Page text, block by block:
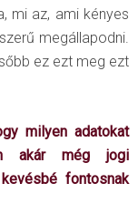
mi az, ami kényes
megállapodni.
ez ezt meg ezt
milyen adatokat
akár még jogi
fontosnak